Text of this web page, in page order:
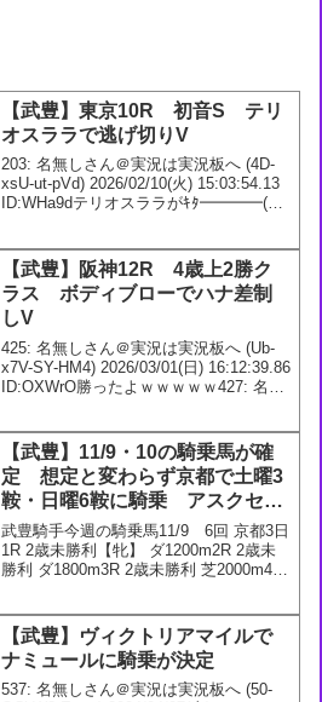
【武豊】東京10R 初音S テリ
オスララで逃げ切りV
203: 名無しさん＠実況は実況板へ (4D-
xsU-ut-pVd) 2026/02/10(火) 15:03:54.13
ID:WHa9dテリオスララがｷﾀ━━━━(ﾟ
【武豊】阪神12R 4歳上2勝ク
ラス ボディブローでハナ差制
しV
425: 名無しさん＠実況は実況板へ (Ub-
x7V-SY-HM4) 2026/03/01(日) 16:12:39.86
ID:OXWrO勝ったよｗｗｗｗｗ427: 名無
【武豊】11/9・10の騎乗馬が確
定 想定と変わらず京都で土曜3
鞍・日曜6鞍に騎乗 アスクセク
シーモアとアルマデオロの楽し
みな新馬に騎乗
武豊騎手今週の騎乗馬11/9 6回 京都3日
1R 2歳未勝利【牝】 ダ1200m2R 2歳未
勝利 ダ1800m3R 2歳未勝利 芝2000m4R
【武豊】ヴィクトリアマイルで
ナミュールに騎乗が決定
537: 名無しさん＠実況は実況板へ (50-